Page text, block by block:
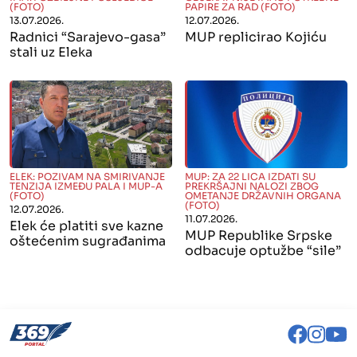
(FOTO)
13.07.2026.
Radnici “Sarajevo-gasa”
stali uz Eleka
PAPIRE ZA RAD (FOTO)
12.07.2026.
MUP replicirao Kojiću
" alt="">
ELEK: POZIVAM NA SMIRIVANJE
TENZIJA IZMEĐU PALA I MUP-A
(FOTO)
12.07.2026.
Elek će platiti sve kazne
oštećenim sugrađanima
" alt="">
MUP: ZA 22 LICA IZDATI SU
PREKRŠAJNI NALOZI ZBOG
OMETANJE DRŽAVNIH ORGANA
(FOTO)
11.07.2026.
MUP Republike Srpske
odbacuje optužbe “sile”